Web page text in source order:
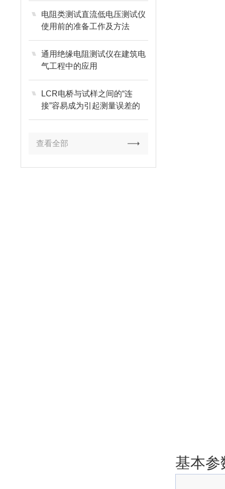
电阻类测试直流低电压测试仪
使用前的准备工作及方法
通用绝缘电阻测试仪在建筑电
气工程中的应用
LCR电桥与试样之间的“连
接”容易成为引起测量误差的
原因
查看全部
基本参